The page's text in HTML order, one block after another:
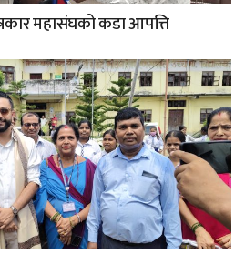
महासंघको कडा आपत्ति